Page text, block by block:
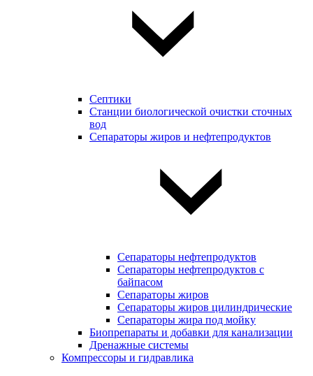
Септики
Станции биологической очистки сточных
вод
Сепараторы жиров и нефтепродуктов
Сепараторы нефтепродуктов
Сепараторы нефтепродуктов с
байпасом
Сепараторы жиров
Сепараторы жиров цилиндрические
Сепараторы жира под мойку
Биопрепараты и добавки для канализации
Дренажные системы
Компрессоры и гидравлика